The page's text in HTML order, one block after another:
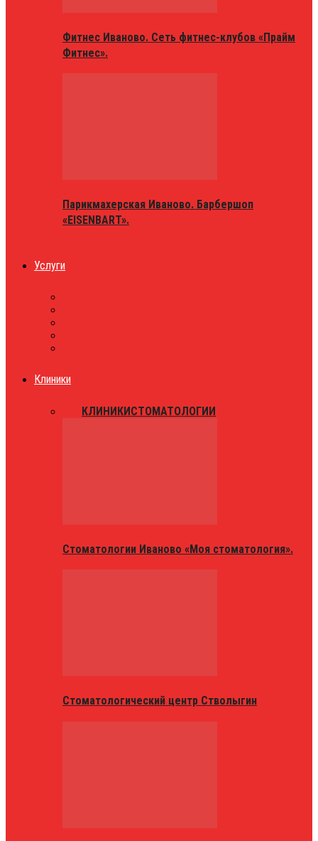
Фитнес Иваново. Сеть фитнес-клубов «Прайм
Фитнес».
Парикмахерская Иваново. Барбершоп
«EISENBART».
Услуги
Клиники
КЛИНИКИСТОМАТОЛОГИИ
Стоматологии Иваново «Моя стоматология».
Стоматологический центр Стволыгин